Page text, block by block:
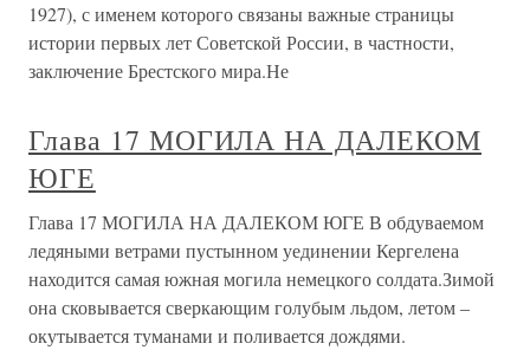
1927), с именем которого связаны важные страницы
истории первых лет Советской России, в частности,
заключение Брестского мира.Не
Глава 17 МОГИЛА НА ДАЛЕКОМ
ЮГЕ
Глава 17 МОГИЛА НА ДАЛЕКОМ ЮГЕ В обдуваемом
ледяными ветрами пустынном уединении Кергелена
находится самая южная могила немецкого солдата.Зимой
она сковывается сверкающим голубым льдом, летом –
окутывается туманами и поливается дождями.